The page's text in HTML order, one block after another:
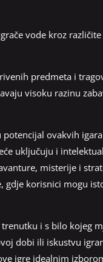
vode kroz
predmeta i
visoku razinu
ovakvih
uključuju i
misterije i
gdje korisnici mogu
i s bilo kojeg
dobi ili iskustvu
igre idealnim